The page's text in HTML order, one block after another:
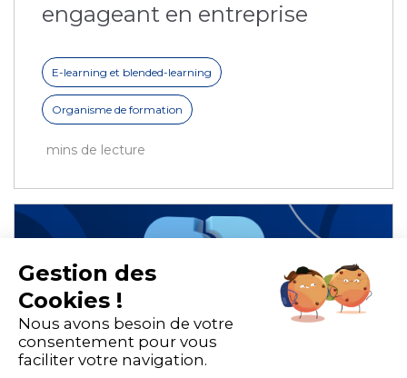
engageant en entreprise
E-learning et blended-learning
Organisme de formation
mins de lecture
Gestion des
Cookies !
Nous avons besoin de votre
consentement pour vous
faciliter votre navigation.